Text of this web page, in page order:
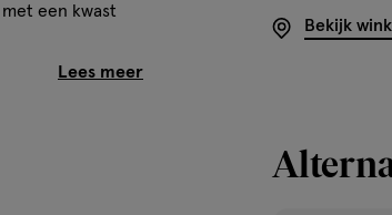
Bekijk
een kwast